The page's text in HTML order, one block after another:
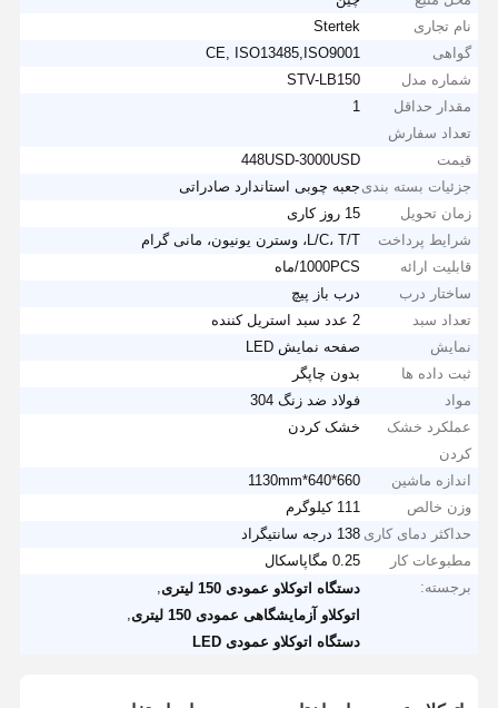
نام تجاری
Stertek
گواهی
CE, ISO13485,ISO9001
شماره مدل
STV-LB150
مقدار حداقل
تعداد سفارش
1
قیمت
448USD-3000USD
جزئیات بسته بندی جعبه چوبی استاندارد صادراتی
زمان تحویل
15 روز کاری
شرایط پرداخت
L/C، T/T، وسترن یونیون، مانی گرام
قابلیت ارائه
1000PCS/ماه
ساختار درب
درب باز پیچ
تعداد سبد
2 عدد سبد استریل کننده
نمایش
صفحه نمایش LED
ثبت داده ها
بدون چاپگر
مواد
فولاد ضد زنگ 304
عملکرد خشک
کردن
خشک کردن
اندازه ماشین
660*640*1130mm
وزن خالص
111 کیلوگرم
حداکثر دمای کاری 138 درجه سانتیگراد
مطبوعات کار
0.25 مگاپاسکال
برجسته:
دستگاه اتوکلاو عمودی 150 لیتری
اتوکلاو آزمایشگاهی عمودی 150 لیتری
دستگاه اتوکلاو عمودی LED